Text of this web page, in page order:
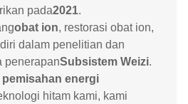
pada2021.
obat ion, restorasi obat ion,
dalam penelitian dan
penerapanSubsistem Weizi.
energi
hitam kami, kami